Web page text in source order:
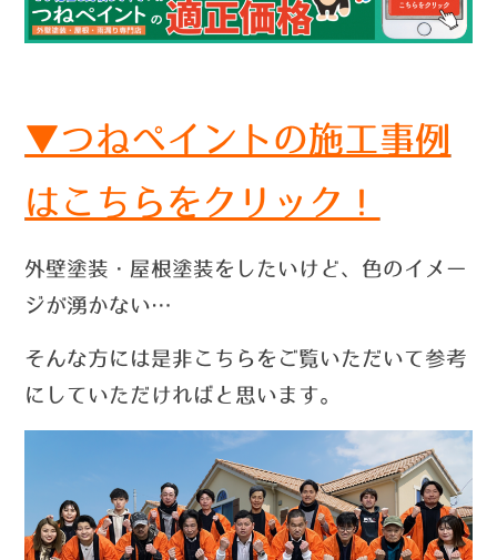
▼つねペイントの施工事例
はこちらをクリック！
外壁塗装・屋根塗装をしたいけど、色のイメー
ジが湧かない…
そんな方には是非こちらをご覧いただいて参考
にしていただければと思います。